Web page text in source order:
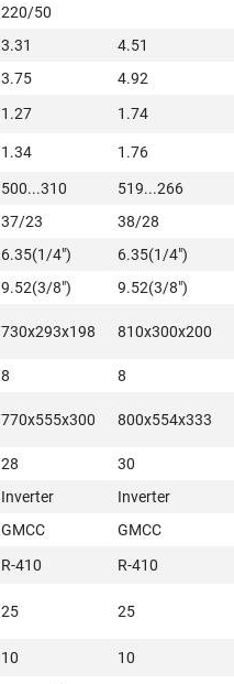
220/50
3.31
4.51
3.75
4.92
1.27 1.74
1.34 1.76
500...310
519...266
37/23 38/28
6.35(1/4")
6.35(1/4")
9.52(3/8")
9.52(3/8")
730x293x198 810x300x200
8
8
770x555x300 800x554x333
28
30
Inverter
Inverter
GMCC
GMCC
R-410
R-410
25 25
10 10